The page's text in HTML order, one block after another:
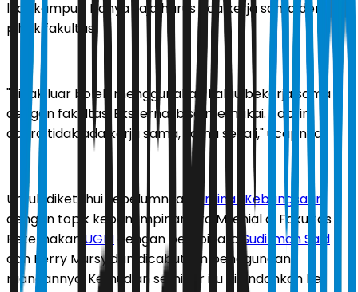
luar kampus. Hanya saja harus ada kerja sama dengan
pihak fakultas.
"Pihak luar boleh menggunakan kalau bekerja sama
dengan fakultas. Eksternal bisa memakai. Tapi ini
acara tidak ada kerja sama, sama sekali," ucapnya.
Untuk diketahui sebelumnya,
Seminar Kebangsaan
dengan topik kepemimpinan era Milenial di Fakultas
Peternakan UGMdengan pembicara Sudirman Said
dan Ferry Mursyidan dicabut izin penggunaan
ruangannya. Kemudian seminar itu dipindahkan ke